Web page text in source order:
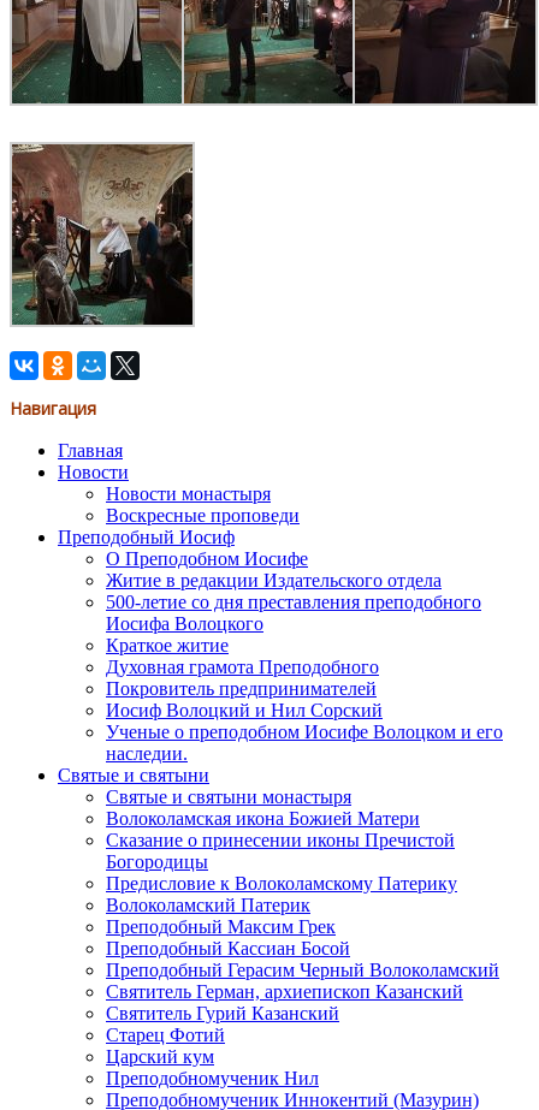
Навигация
Главная
Новости
Новости монастыря
Воскресные проповеди
Преподобный Иосиф
О Преподобном Иосифе
Житие в редакции Издательского отдела
500-летие со дня преставления преподобного
Иосифа Волоцкого
Краткое житие
Духовная грамота Преподобного
Покровитель предпринимателей
Иосиф Волоцкий и Нил Сорский
Ученые о преподобном Иосифе Волоцком и его
наследии.
Святые и святыни
Святые и святыни монастыря
Волоколамская икона Божией Матери
Сказание о принесении иконы Пречистой
Богородицы
Предисловие к Волоколамскому Патерику
Волоколамский Патерик
Преподобный Максим Грек
Преподобный Кассиан Босой
Преподобный Герасим Черный Волоколамский
Святитель Герман, архиепископ Казанский
Святитель Гурий Казанский
Старец Фотий
Царский кум
Преподобномученик Нил
Преподобномученик Иннокентий (Мазурин)